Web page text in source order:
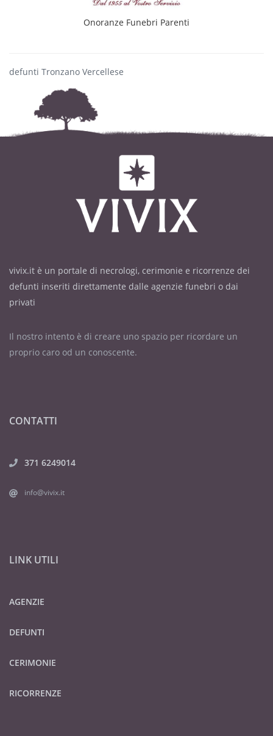
Onoranze Funebri Parenti
defunti Tronzano Vercellese
vivix.it è un portale di necrologi, cerimonie e ricorrenze dei
defunti inseriti direttamente dalle agenzie funebri o dai
privati
Il nostro intento è di creare uno spazio per ricordare un
proprio caro od un conoscente.
CONTATTI
371 6249014
info@vivix.it
LINK UTILI
AGENZIE
DEFUNTI
CERIMONIE
RICORRENZE